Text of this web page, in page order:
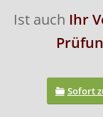
Ist auch Ihr
Sofort